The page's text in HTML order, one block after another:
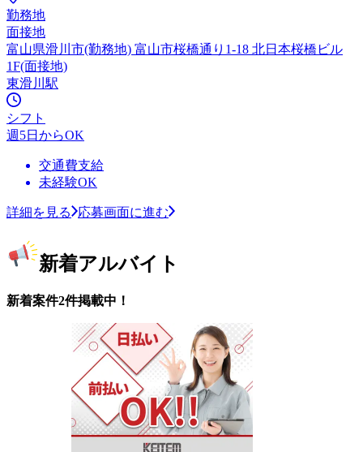
勤務地
面接地
富山県滑川市(勤務地) 富山市桜橋通り1-18 北日本桜橋ビル
1F(面接地)
東滑川駅
シフト
週5日からOK
交通費支給
未経験OK
詳細を見る 応募画面に進む
新着アルバイト
新着案件2件掲載中！